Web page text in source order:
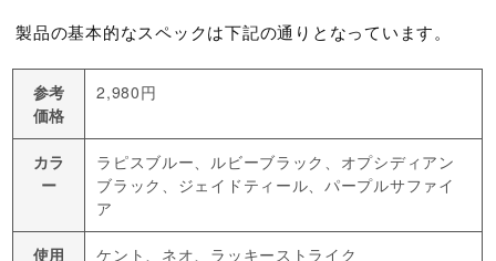
製品の基本的なスペックは下記の通りとなっています。
参考
価格
2,980円
カラ
ー
ラピスブルー、ルビーブラック、オプシディアン
ブラック、ジェイドティール、パープルサファイ
ア
使用
ケント、ネオ、ラッキーストライク